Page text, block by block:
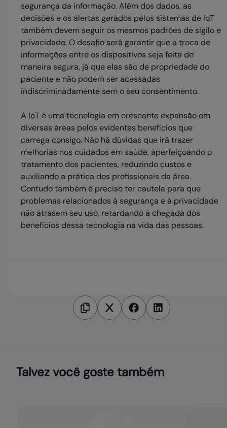
segurança da informação. Além dos dados, as
decisões e os alertas gerados pelos sistemas de IoT
também devem seguir os mesmos padrões de sigilo e
privacidade. O desafio será garantir que a troca de
informações entre os dispositivos seja feita de
maneira segura, já que elas são de propriedade do
paciente e não podem ser acessadas
indiscriminadamente sem o seu consentimento.
A IoT é uma tecnologia em crescente expansão em
diversas áreas pelos evidentes benefícios que
carrega consigo. Não há dúvidas que irá trazer
melhorias nos cuidados em saúde, aperfeiçoando o
tratamento dos pacientes, reduzindo custos e
auxiliando a prática dos profissionais da área.
Contudo também é preciso ter cautela para que
problemas relacionados à segurança e à privacidade
não atrasem seu uso, retardando a chegada dos
benefícios dessa tecnologia na vida das pessoas.
Talvez você goste também